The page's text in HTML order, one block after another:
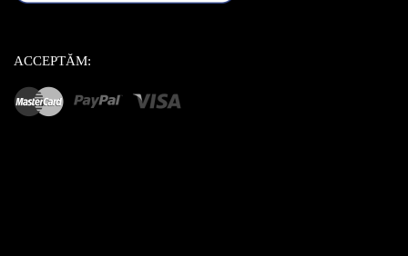
ACCEPTĂM: